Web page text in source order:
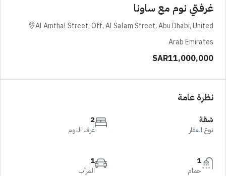
غرفتي نوم مع ساونا
Al Amthal Street, Off, Al Salam Street, Abu Dhabi, United
Arab Emirates
SAR11,000,000
نظرة عامة
شقة
نوع العقار
2
غرف النوم
1
حمام
1
المرآب